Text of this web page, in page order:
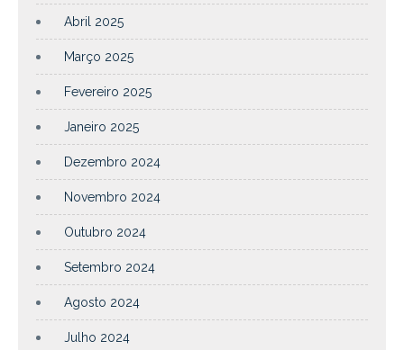
Abril 2025
Março 2025
Fevereiro 2025
Janeiro 2025
Dezembro 2024
Novembro 2024
Outubro 2024
Setembro 2024
Agosto 2024
Julho 2024